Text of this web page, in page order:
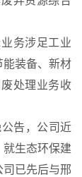
务涉足工业
能装备、新材
处理业务收
公告，公司近
生态环保建
已先后与邢